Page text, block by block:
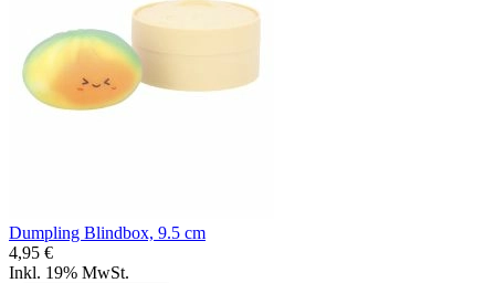
Dumpling Blindbox, 9.5 cm
4,95 €
Inkl. 19% MwSt.